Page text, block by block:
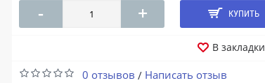
- + КУПИТЬ
В закладки
0 отзывов / Написать отзыв